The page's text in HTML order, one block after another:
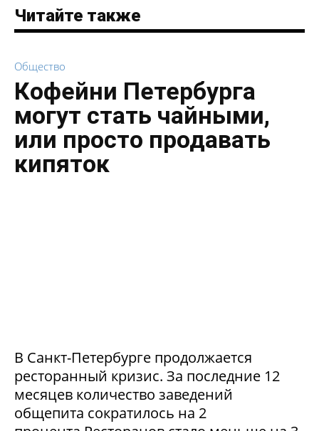
Читайте также
Общество
Кофейни Петербурга
могут стать чайными,
или просто продавать
кипяток
В Санкт-Петербурге продолжается
ресторанный кризис. За последние 12
месяцев количество заведений
общепита сократилось на 2